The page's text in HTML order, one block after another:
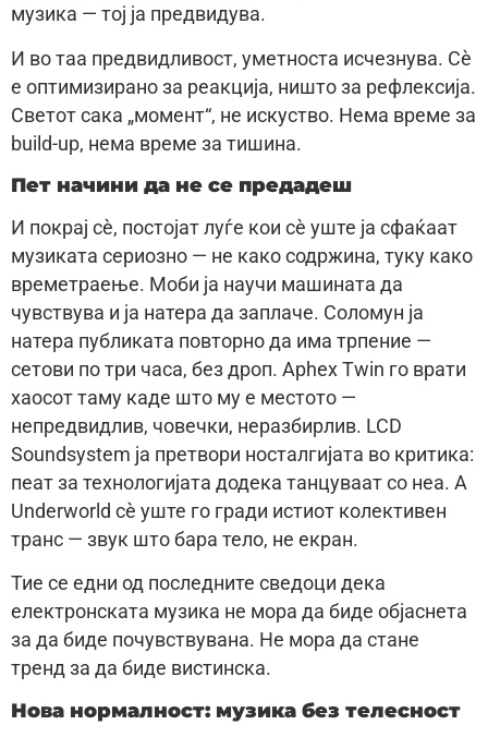
музика — тој ја предвидува.
И во таа предвидливост, уметноста исчезнува. Сè
е оптимизирано за реакција, ништо за рефлексија.
Светот сака „момент“, не искуство. Нема време за
build-up, нема време за тишина.
Пет начини да не се предадеш
И покрај сè, постојат луѓе кои сè уште ја сфаќаат
музиката сериозно — не како содржина, туку како
времетраење. Моби ја научи машината да
чувствува и ја натера да заплаче. Соломун ја
натера публиката повторно да има трпение —
сетови по три часа, без дроп. Aphex Twin го врати
хаосот таму каде што му е местото —
непредвидлив, човечки, неразбирлив. LCD
Soundsystem ја претвори носталгијата во критика:
пеат за технологијата додека танцуваат со неа. А
Underworld сè уште го гради истиот колективен
транс — звук што бара тело, не екран.
Тие се едни од последните сведоци дека
електронската музика не мора да биде објаснета
за да биде почувствувана. Не мора да стане
тренд за да биде вистинска.
Нова нормалност: музика без телесност